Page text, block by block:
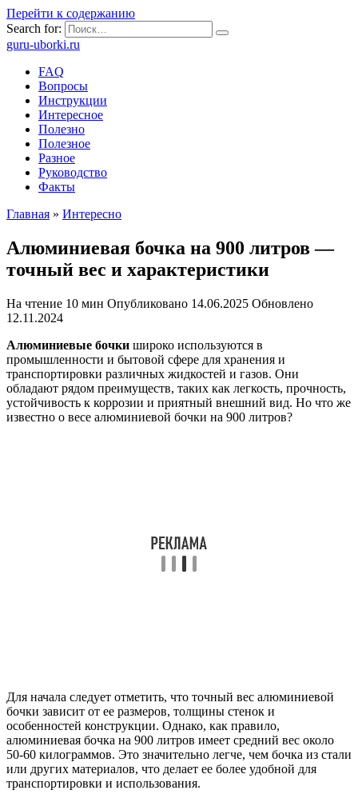
Перейти к содержанию
Search for:
guru-uborki.ru
FAQ
Вопросы
Инструкции
Интересное
Полезно
Полезное
Разное
Руководство
Факты
Главная » Интересно
Алюминиевая бочка на 900 литров —
точный вес и характеристики
На чтение 10 мин Опубликовано 14.06.2025 Обновлено
12.11.2024
Алюминиевые бочки широко используются в
промышленности и бытовой сфере для хранения и
транспортировки различных жидкостей и газов. Они
обладают рядом преимуществ, таких как легкость, прочность,
устойчивость к коррозии и приятный внешний вид. Но что же
известно о весе алюминиевой бочки на 900 литров?
Для начала следует отметить, что точный вес алюминиевой
бочки зависит от ее размеров, толщины стенок и
особенностей конструкции. Однако, как правило,
алюминиевая бочка на 900 литров имеет средний вес около
50-60 килограммов. Это значительно легче, чем бочка из стали
или других материалов, что делает ее более удобной для
транспортировки и использования.